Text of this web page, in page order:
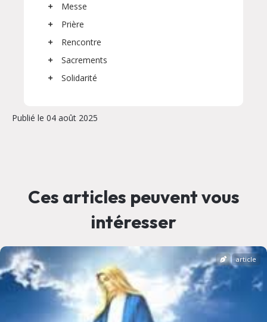
Messe
Prière
Rencontre
Sacrements
Solidarité
Publié le 04 août 2025
Ces articles peuvent vous
intéresser
article